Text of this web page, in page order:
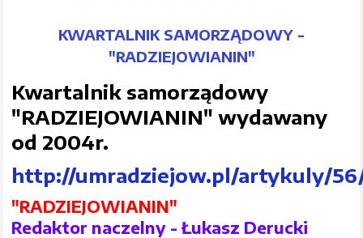
KWARTALNIK SAMORZĄDOWY -
"RADZIEJOWIANIN"
Kwartalnik samorządowy
"RADZIEJOWIANIN" wydawany
od 2004r.
http://umradziejow.pl/artykuly/
"RADZIEJOWIANIN"
Redaktor naczelny - Łukasz Derucki